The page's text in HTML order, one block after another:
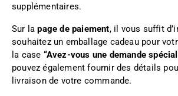
supplémentaires.
Sur lapage de paiement, il vous suffit
souhaitez un emballage cadeau pour
la case “Avez-vous une demande
pouvez également fournir des détails
livraison de votre commande.